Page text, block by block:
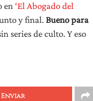
en ‘El Abogado del
y final.Bueno para
series de culto. Y eso
Enviar